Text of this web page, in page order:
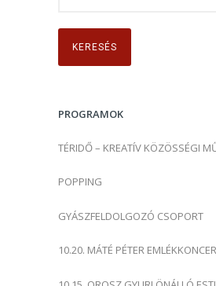
r
s
:PROGRAMOK
TÉRIDŐ – KREATÍV KÖZÖSSÉGI
POPPING
GYÁSZFELDOLGOZÓ CSOPORT
10.20. MÁTÉ PÉTER